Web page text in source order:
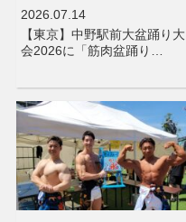
2026.07.14
【東京】中野駅前大盆踊り大
会2026に「筋肉盆踊り…